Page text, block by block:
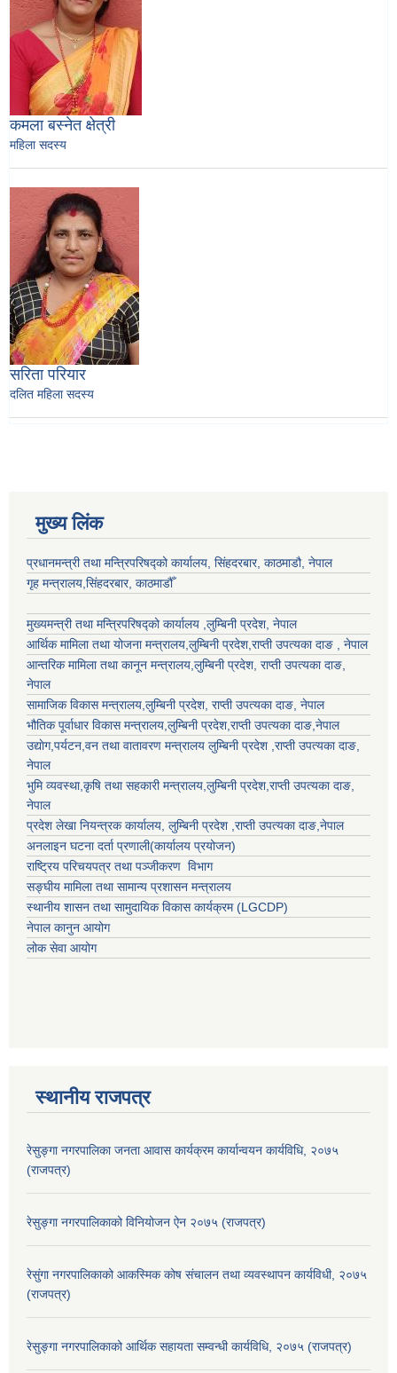
कमला बस्नेत क्षेत्री
महिला सदस्य
सरिता परियार
दलित महिला सदस्य
मुख्य लिंक
प्रधानमन्त्री तथा मन्त्रिपरिषद्को कार्यालय, सिंहदरबार, काठमाडौ, नेपाल
गृह मन्त्रालय,सिंहदरबार, काठमाडौँ
मुख्यमन्त्री तथा मन्त्रिपरिषद्को कार्यालय ,लुम्बिनी प्रदेश, नेपाल
आर्थिक मामिला तथा योजना मन्त्रालय,लुम्बिनी प्रदेश,राप्ती उपत्यका दाङ , नेपाल
आन्तरिक मामिला तथा कानून मन्त्रालय,लुम्बिनी प्रदेश, राप्ती उपत्यका दाङ,
नेपाल
सामाजिक विकास मन्त्रालय,लुम्बिनी प्रदेश, राप्ती उपत्यका दाङ, नेपाल
भौतिक पूर्वाधार विकास मन्त्रालय,लुम्बिनी प्रदेश,राप्ती उपत्यका दाङ,नेपाल
उद्याेग,पर्यटन,वन तथा वातावरण मन्त्रालय लुम्बिनी प्रदेश ,राप्ती उपत्यका दाङ,
नेपाल
भुमि व्यवस्था,कृषि तथा सहकारी मन्त्रालय,लुम्बिनी प्रदेश,राप्ती उपत्यका दाङ,
नेपाल
प्रदेश लेखा नियन्त्रक कार्यालय, लुम्बिनी प्रदेश ,राप्ती उपत्यका दाङ,नेपाल
अनलाइन घटना दर्ता प्रणाली(कार्यालय प्रयोजन)
राष्ट्रिय परिचयपत्र तथा पञ्जीकरण विभाग
सङ्घीय मामिला तथा सामान्य प्रशासन मन्त्रालय
स्थानीय शासन तथा सामुदायिक विकास कार्यक्रम (LGCDP)
नेपाल कानुन आयोग
लोक सेवा आयोग
स्थानीय राजपत्र
रेसुङ्गा नगरपालिका जनता आवास कार्यक्रम कार्यान्वयन कार्यविधि, २०७५
(राजपत्र)
रेसुङ्गा नगरपालिकाको विनियोजन ऐन २०७५ (राजपत्र)
रेसुंगा नगरपालिकाको आकस्मिक कोष संचालन तथा व्यवस्थापन कार्यविधी, २०७५
(राजपत्र)
रेसुङ्गा नगरपालिकाको आर्थिक सहायता सम्वन्धी कार्यविधि, २०७५ (राजपत्र)